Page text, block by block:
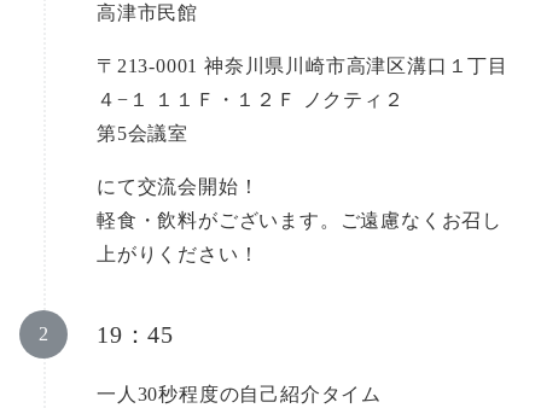
高津市民館
〒213-0001 神奈川県川崎市高津区溝口１丁目
４−１ １１Ｆ・１２Ｆ ノクティ２
第5会議室
にて交流会開始！
軽食・飲料がございます。ご遠慮なくお召し
上がりください！
19：45
一人30秒程度の自己紹介タイム